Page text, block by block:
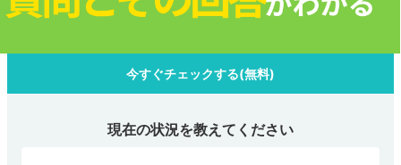
今すぐチェックする(無料)
現在の状況を教えてください